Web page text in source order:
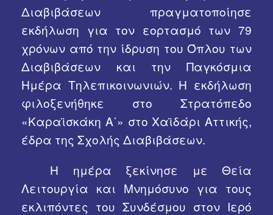
Χρήσιμα Links
Διαβιβάσεων πραγματοποίησε
εκδήλωση για τον εορτασμό των 79
χρόνων από την ίδρυση του Όπλου των
Διαβιβάσεων και την Παγκόσμια
Ημέρα Τηλεπικοινωνιών. Η εκδήλωση
φιλοξενήθηκε στο Στρατόπεδο
«Καραϊσκάκη Α΄» στο Χαϊδάρι Αττικής,
έδρα της Σχολής Διαβιβάσεων.
Η ημέρα ξεκίνησε με Θεία
Λειτουργία και Μνημόσυνο για τους
εκλιπόντες του Συνδέσμου στον Ιερό